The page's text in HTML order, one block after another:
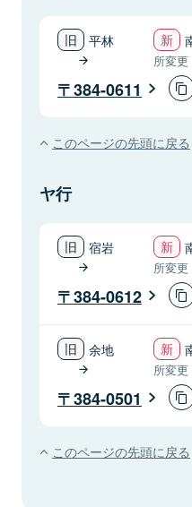
平林
所変更
384-0611
このページの先頭に戻る
ヤ行
宿岩
所変更
384-0612
余地
所変更
384-0501
このページの先頭に戻る